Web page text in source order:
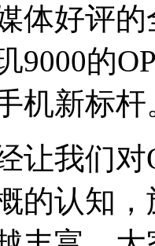
体好评
9000的
机新标杆
让我们
的认知